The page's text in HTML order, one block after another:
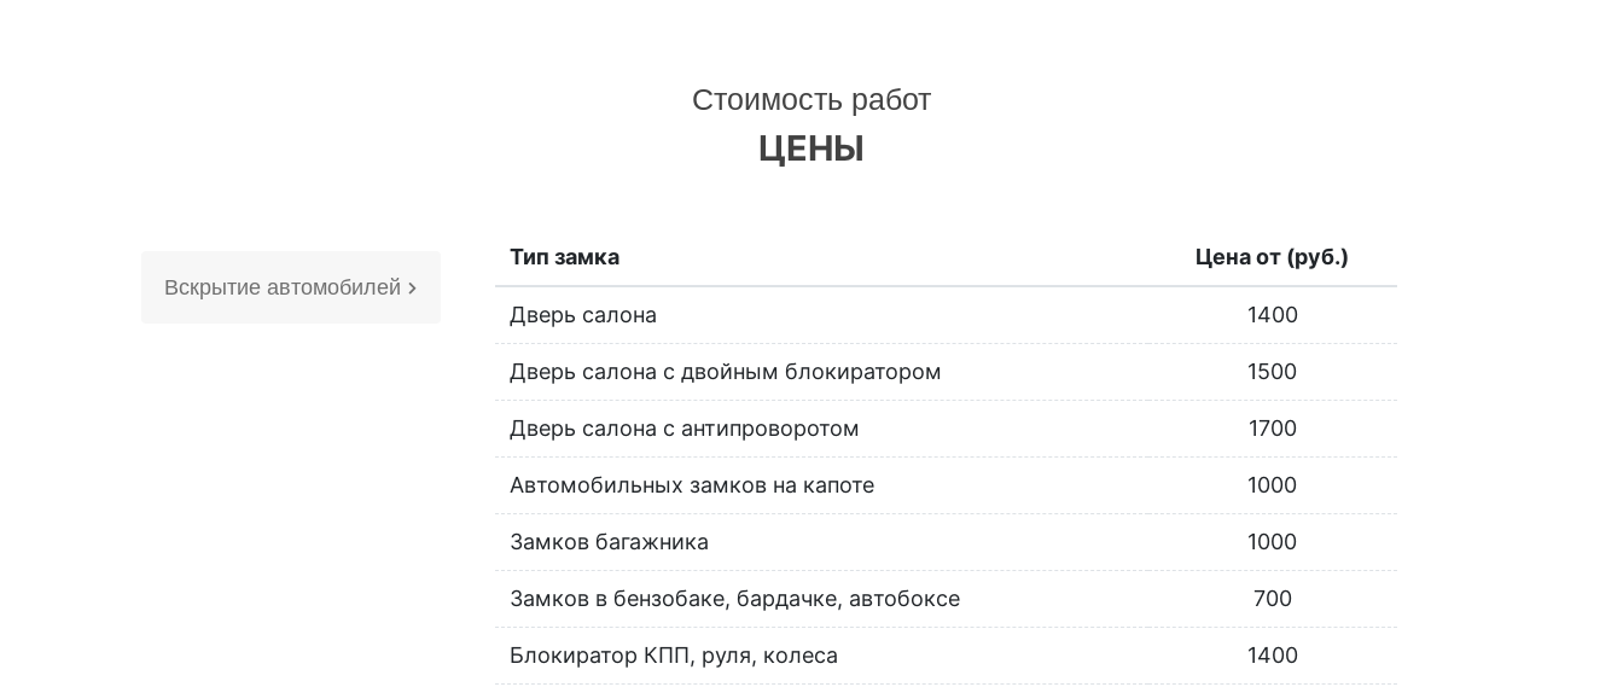
Стоимость работ
ЦЕНЫ
Вскрытие автомобилей
Тип замка Цена от (руб.)
Дверь салона 1400
Дверь салона с двойным блокиратором 1500
Дверь салона с антипроворотом 1700
Автомобильных замков на капоте 1000
Замков багажника 1000
Замков в бензобаке, бардачке, автобоксе 700
Блокиратор КПП, руля, колеса 1400